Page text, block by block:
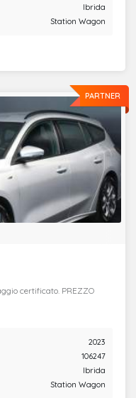
Ibrida
Station Wagon
PARTNER
certificato. PREZZO
2023
106247
Ibrida
Station Wagon